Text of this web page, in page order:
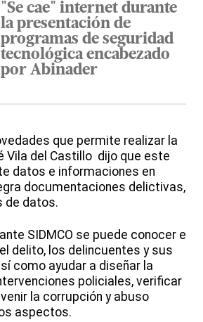
"Se cae" internet durante
la presentación de
programas de seguridad
tecnológica encabezado
por Abinader
que permite realizar la
Vila del Castillo dijo que este
datos e informaciones en
documentaciones delictivas,
de datos.
SIDMCO se puede conocer e
delito, los delincuentes y sus
como ayudar a diseñar la
policiales, verificar
la corrupción y abuso
aspectos.